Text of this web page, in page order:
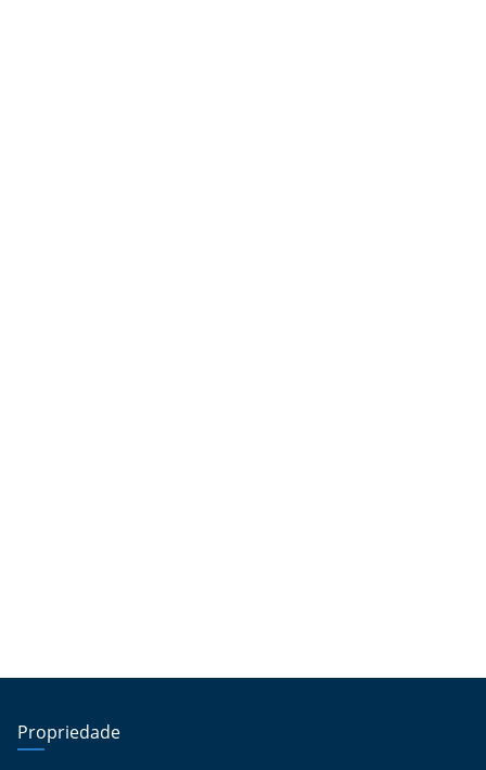
Propriedade